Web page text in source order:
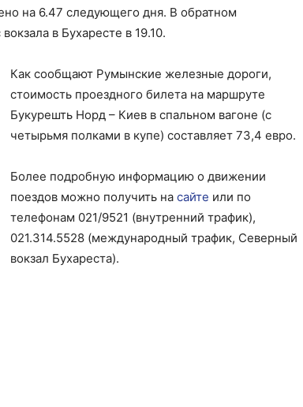
на 6.47 следующего дня. В обратном
в Бухаресте в 19.10.
Как сообщают Румынские железные дороги,
стоимость проездного билета на маршруте
Букурешть Норд – Киев в спальном вагоне (с
четырьмя полками в купе) составляет 73,4 евро.
Более подробную информацию о движении
поездов можно получить на сайте или по
телефонам 021/9521 (внутренний трафик),
021.314.5528 (международный трафик, Северный
вокзал Бухареста).